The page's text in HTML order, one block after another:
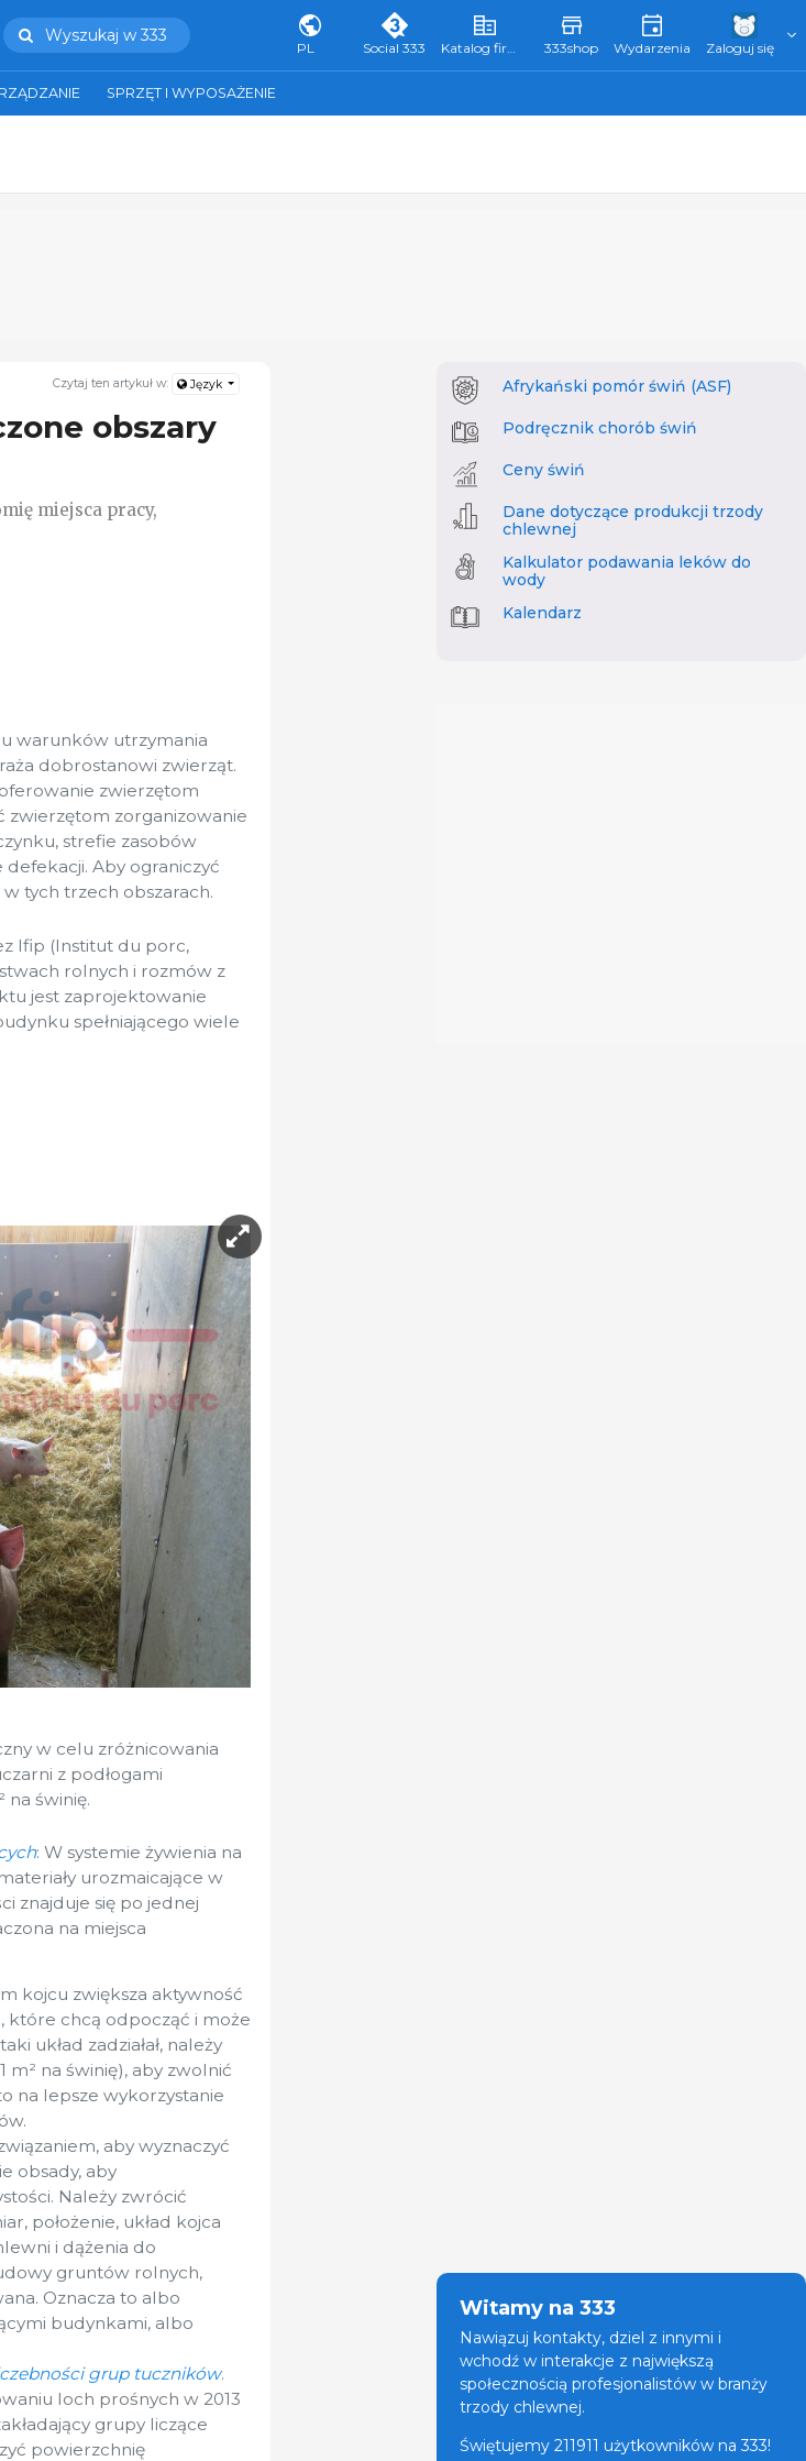
Wyszukaj w 333
PL Social 333 Katalog firm 333 333shop Wydarzenia Zaloguj się
SPRZĘT I WYPOSAŻENIE
Czytaj ten artykuł w: Język
obszary
miejsca pracy,
warunków utrzymania
dobrostanowi zwierząt.
zwierzętom
zwierzętom zorganizowanie
strefie zasobów
Aby ograniczyć
tych trzech obszarach.
Ifip (Institut du porc,
rolnych i rozmów z
jest zaprojektowanie
spełniającego wiele
w celu zróżnicowania
z podłogami
na świnię.
: W systemie żywienia na
urozmaicające w
znajduje się po jednej
na miejsca
kojcu zwiększa aktywność
które chcą odpocząć i może
układ zadziałał, należy
m² na świnię), aby zwolnić
na lepsze wykorzystanie
aby wyznaczyć
obsady, aby
Należy zwrócić
położenie, układ kojca
i dążenia do
gruntów rolnych,
Oznacza to albo
budynkami, albo
grup tuczników.
loch prośnych w 2013
grupy liczące
powierzchnię
Afrykański pomór świń (ASF)
Podręcznik chorób świń
Ceny świń
Dane dotyczące produkcji trzody
chlewnej
Kalkulator podawania leków do
wody
Kalendarz
Witamy na 333
Nawiązuj kontakty, dziel z innymi i
wchodź w interakcje z największą
społecznością profesjonalistów w branży
trzody chlewnej.
Świętujemy 211911 użytkowników na 333!